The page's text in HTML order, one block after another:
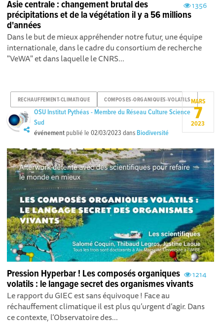
1356
Asie centrale : changement brutal des
précipitations et de la végétation il y a 56 millions
d'années
Dans le but de mieux appréhender notre futur, une équipe
internationale, dans le cadre du consortium de recherche
"VeWA" et dans laquelle le CNRS...
RECHAUFFEMENT-CLIMATIQUE COMPOSES-ORGANIQUES-VOLATILS
OSU Institut Pythéas - Membre du Réseau Culture Science
Sud
événement publié le02/03/2023 dans Biodiversité
MARS
7
2023
1214
Pression Hyperbar ! Les composés organiques
volatils : le langage secret des organismes vivants
Le rapport du GIEC est sans équivoque ! Face au
réchauffement climatique il est plus qu’urgent d’agir. Dans
ce contexte, l’Observatoire des...